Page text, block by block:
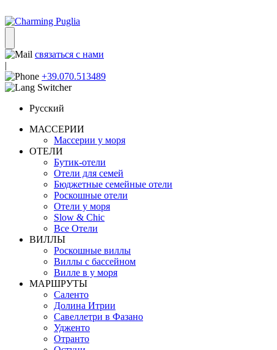
связаться с нами
|
+39.070.513489
Русский
МАССЕРИИ
Массерии у моря
ОТЕЛИ
Бутик-отели
Отели для семей
Бюджетные семейные отели
Роскошные отели
Отели у моря
Slow & Chic
Все Отели
ВИЛЛЫ
Роскошные виллы
Виллы с бассейном
Вилле в у моря
MАРШРУТЫ
Саленто
Долина Итрии
Савеллетри в Фазано
Удженто
Отранто